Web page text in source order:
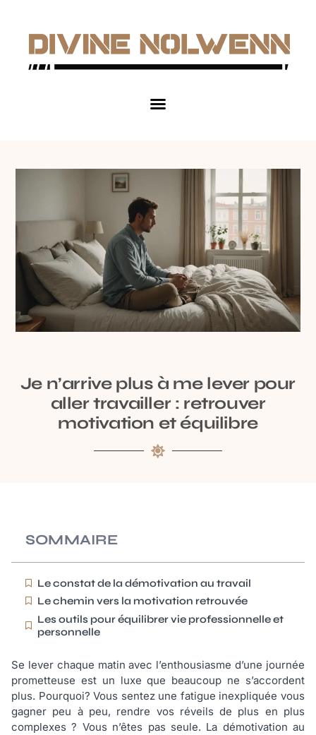
Je n’arrive plus à me lever pour
aller travailler : retrouver
motivation et équilibre
SOMMAIRE
Le constat de la démotivation au travail
Le chemin vers la motivation retrouvée
Les outils pour équilibrer vie professionnelle et
personnelle
Se lever chaque matin avec l’enthousiasme d’une journée
prometteuse est un luxe que beaucoup ne s’accordent
plus. Pourquoi? Vous sentez une fatigue inexpliquée vous
gagner peu à peu, rendre vos réveils de plus en plus
complexes ? Vous n’êtes pas seule. La démotivation au